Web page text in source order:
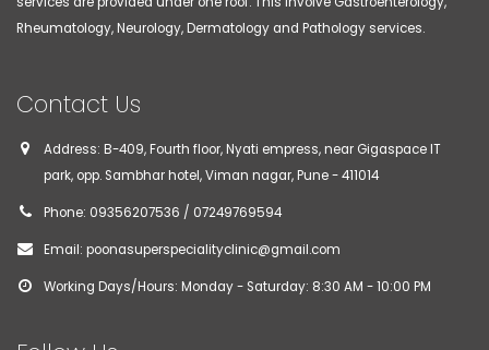
Rheumatology, Neurology, Dermatology and Pathology services.
Contact Us
Address: B-409, Fourth floor, Nyati empress, near Gigaspace IT
park, opp. Sambhar hotel, Viman nagar, Pune - 411014
Phone: 09356207536 / 07249769594
Email: poonasuperspecialityclinic@gmail.com
Working Days/Hours: Monday - Saturday: 8:30 AM - 10:00 PM